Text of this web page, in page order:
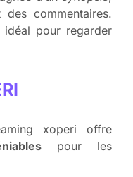
commentaires.
pour regarder
xoperi offre
pour les